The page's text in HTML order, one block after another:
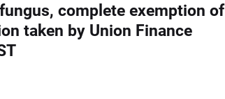
complete exemption of
taken by Union Finance